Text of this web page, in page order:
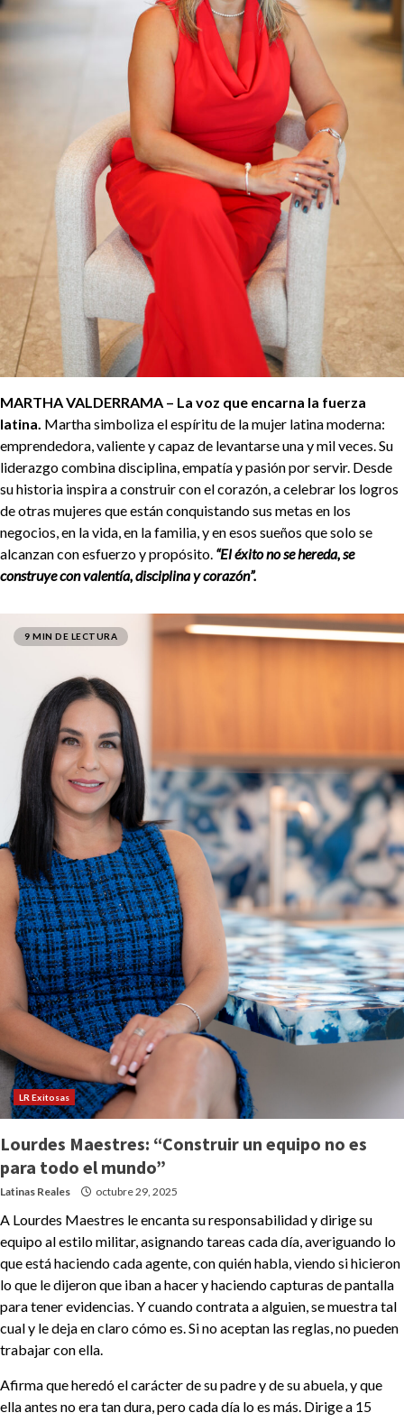
MARTHA VALDERRAMA – La voz que encarna la fuerza
latina. Martha simboliza el espíritu de la mujer latina moderna:
emprendedora, valiente y capaz de levantarse una y mil veces. Su
liderazgo combina disciplina, empatía y pasión por servir. Desde
su historia inspira a construir con el corazón, a celebrar los logros
de otras mujeres que están conquistando sus metas en los
negocios, en la vida, en la familia, y en esos sueños que solo se
alcanzan con esfuerzo y propósito. “El éxito no se hereda, se
construye con valentía, disciplina y corazón”.
9 MIN DE LECTURA
LR Exitosas
Lourdes Maestres: “Construir un equipo no es
para todo el mundo”
Latinas Reales octubre 29, 2025
A Lourdes Maestres le encanta su responsabilidad y dirige su
equipo al estilo militar, asignando tareas cada día, averiguando lo
que está haciendo cada agente, con quién habla, viendo si hicieron
lo que le dijeron que iban a hacer y haciendo capturas de pantalla
para tener evidencias. Y cuando contrata a alguien, se muestra tal
cual y le deja en claro cómo es. Si no aceptan las reglas, no pueden
trabajar con ella.
Afirma que heredó el carácter de su padre y de su abuela, y que
ella antes no era tan dura, pero cada día lo es más. Dirige a 15